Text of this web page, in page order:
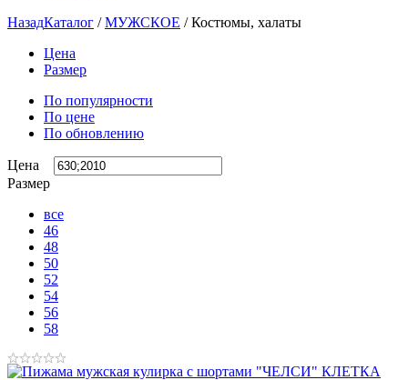
НазадКаталог /МУЖСКОЕ /Костюмы, халаты
Цена
Размер
По популярности
По цене
По обновлению
Цена
Размер
все
46
48
50
52
54
56
58